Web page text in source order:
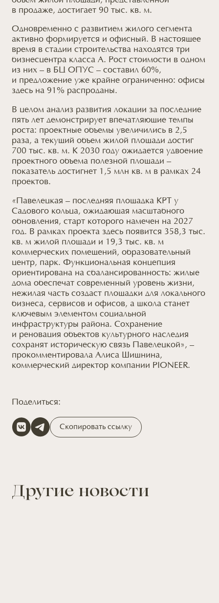
в продаже, достигает 90 тыс. кв. м.
Одновременно с развитием жилого сегмента
активно формируется и офисный. В настоящее
время в стадии строительства находятся три
бизнесцентра класса А. Рост стоимости в одном
из них – в БЦ ОПУС – составил 60%,
и предложениеуже крайне ограниченно: офисы
здесь на 91% распроданы.
В целом анализ развития локации за последние
пять лет демонстрирует впечатляющие темпы
роста: проектные объемы увеличились в 2,5
раза, а текущий объем жилой площади достиг
700 тыс. кв. м. К 2030 году ожидается удвоение
проектного объема полезной площади –
показатель достигнет 1,5 млн кв. м в рамках24
проектов.
«Павелецкая – последняя площадка КРТ у
Садового кольца, ожидающая масштабного
обновления, старт которого намечен на 2027
год. В рамках проекта здесь появится 358,3 тыс.
кв. м жилой площади и 19,3 тыс. кв. м
коммерческих помещений, образовательный
центр, парк. Функциональная концепция
ориентирована на сбалансированность: жилые
дома обеспечат современный уровень жизни,
нежилая часть создаст площадки для локального
бизнеса, сервисов и офисов, а школастанет
ключевым элементом социальной
инфраструктуры района. Сохранение
и реновация объектов культурного наследия
сохранят историческую связь Павелецкой», –
прокомментировала Алиса Шишнина,
коммерческий директор компании PIONEER.
Поделиться:
Скопировать ссылку
Другие новости